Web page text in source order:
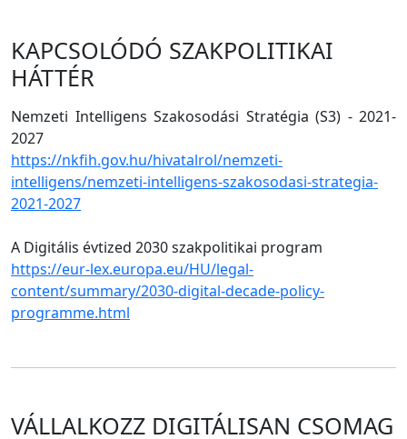
KAPCSOLÓDÓ SZAKPOLITIKAI
HÁTTÉR
Nemzeti Intelligens Szakosodási Stratégia (S3) - 2021-
2027
https://nkfih.gov.hu/hivatalrol/nemzeti-
intelligens/nemzeti-intelligens-szakosodasi-strategia-
2021-2027
A Digitális évtized 2030 szakpolitikai program
https://eur-lex.europa.eu/HU/legal-
content/summary/2030-digital-decade-policy-
programme.html
VÁLLALKOZZ DIGITÁLISAN CSOMAG